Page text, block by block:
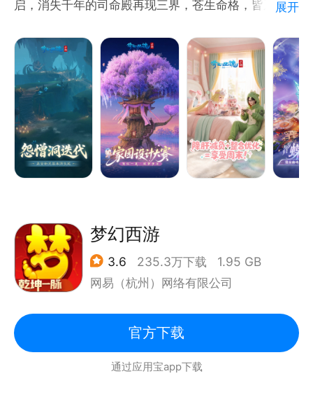
启，消失千年的司命殿再现三界，苍生命格，皆系于
乐不断，好礼万千！天衣仙袂，别出心裁，全新时装
DIY裁剪功能开放，款式更加多变，个性变换，一衣多
穿。
网易新一代国民玄幻，社交旗舰！《倩女幽魂》手游迈
入倩人千面3.0时代，全角色焕新升级，超高颜值爆表
来袭！极品装备公平掉落，自由战斗百人团战。多样社
【游戏特色】
——古风玄幻 唯美如画
真3D大世界，一步一景无死角。金陵、杭州、酆都、
玄幻世界；豪华声优阵容、细腻渲染电影级高清画质，
带来华丽视听盛宴！
——十三大职业 百玩不腻
展开
梦幻西游
3.6 235.3万下载
1.95 GB
网易（杭州）网络有限公司
官方下载
通过应用宝app下载